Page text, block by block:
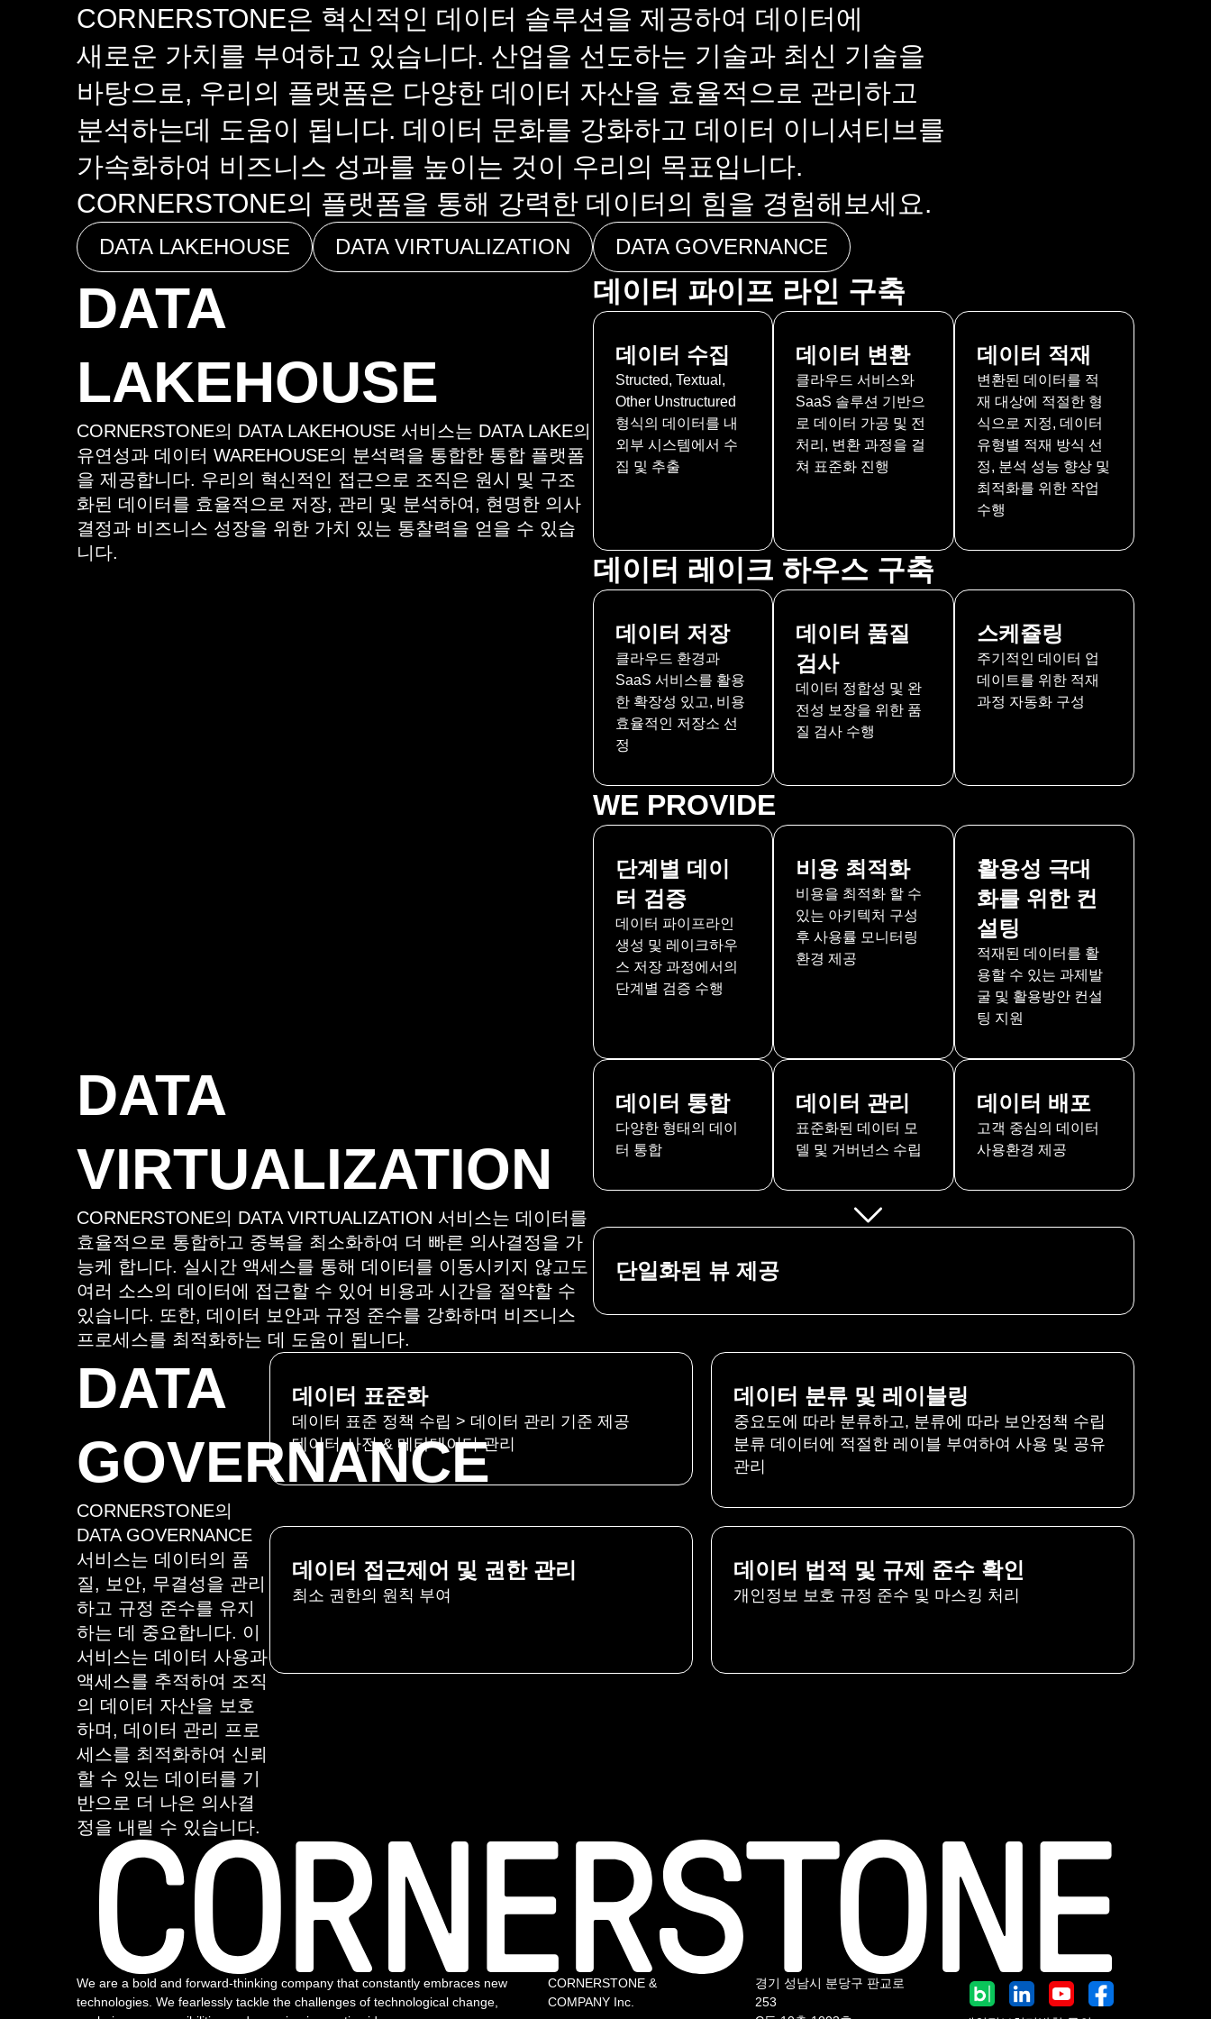
CORNERSTONE은 혁신적인 데이터 솔루션을 제공하여 데이터에
새로운 가치를 부여하고 있습니다. 산업을 선도하는 기술과 최신 기술을
바탕으로, 우리의 플랫폼은 다양한 데이터 자산을 효율적으로 관리하고
분석하는데 도움이 됩니다. 데이터 문화를 강화하고 데이터 이니셔티브를
가속화하여 비즈니스 성과를 높이는 것이 우리의 목표입니다.
CORNERSTONE의 플랫폼을 통해 강력한 데이터의 힘을 경험해보세요.
DATA LAKEHOUSE DATA VIRTUALIZATION DATA GOVERNANCE
DATA
LAKEHOUSE
CORNERSTONE의 DATA LAKEHOUSE 서비스는 DATA LAKE의
유연성과 데이터 WAREHOUSE의 분석력을 통합한 통합 플랫폼
을 제공합니다. 우리의 혁신적인 접근으로 조직은 원시 및 구조
화된 데이터를 효율적으로 저장, 관리 및 분석하여, 현명한 의사
결정과 비즈니스 성장을 위한 가치 있는 통찰력을 얻을 수 있습
니다.
데이터 파이프 라인 구축
데이터 수집
Structed, Textual,
Other Unstructured
형식의 데이터를 내
외부 시스템에서 수
집 및 추출
데이터 변환
클라우드 서비스와
SaaS 솔루션 기반으
로 데이터 가공 및 전
처리, 변환 과정을 걸
쳐 표준화 진행
데이터 적재
변환된 데이터를 적
재 대상에 적절한 형
식으로 지정, 데이터
유형별 적재 방식 선
정, 분석 성능 향상 및
최적화를 위한 작업
수행
데이터 레이크 하우스 구축
데이터 저장
클라우드 환경과
SaaS 서비스를 활용
한 확장성 있고, 비용
효율적인 저장소 선
정
데이터 품질
검사
데이터 정합성 및 완
전성 보장을 위한 품
질 검사 수행
스케쥴링
주기적인 데이터 업
데이트를 위한 적재
과정 자동화 구성
WE PROVIDE
단계별 데이
터 검증
데이터 파이프라인
생성 및 레이크하우
스 저장 과정에서의
단계별 검증 수행
비용 최적화
비용을 최적화 할 수
있는 아키텍처 구성
후 사용률 모니터링
환경 제공
활용성 극대
화를 위한 컨
설팅
적재된 데이터를 활
용할 수 있는 과제발
굴 및 활용방안 컨설
팅 지원
DATA
VIRTUALIZATION
CORNERSTONE의 DATA VIRTUALIZATION 서비스는 데이터를
효율적으로 통합하고 중복을 최소화하여 더 빠른 의사결정을 가
능케 합니다. 실시간 액세스를 통해 데이터를 이동시키지 않고도
여러 소스의 데이터에 접근할 수 있어 비용과 시간을 절약할 수
있습니다. 또한, 데이터 보안과 규정 준수를 강화하며 비즈니스
프로세스를 최적화하는 데 도움이 됩니다.
데이터 통합
다양한 형태의 데이
터 통합
데이터 관리
표준화된 데이터 모
델 및 거버넌스 수립
데이터 배포
고객 중심의 데이터
사용환경 제공
단일화된 뷰 제공
DATA
GOVERNANCE
CORNERSTONE의
DATA GOVERNANCE
서비스는 데이터의 품
질, 보안, 무결성을 관리
하고 규정 준수를 유지
하는 데 중요합니다. 이
서비스는 데이터 사용과
액세스를 추적하여 조직
의 데이터 자산을 보호
하며, 데이터 관리 프로
세스를 최적화하여 신뢰
할 수 있는 데이터를 기
반으로 더 나은 의사결
정을 내릴 수 있습니다.
데이터 표준화
데이터 표준 정책 수립 > 데이터 관리 기준 제공
데이터 사전 & 메타데이터 관리
데이터 분류 및 레이블링
중요도에 따라 분류하고, 분류에 따라 보안정책 수립
분류 데이터에 적절한 레이블 부여하여 사용 및 공유
관리
데이터 접근제어 및 권한 관리
최소 권한의 원칙 부여
데이터 법적 및 규제 준수 확인
개인정보 보호 규정 준수 및 마스킹 처리
We are a bold and forward-thinking company that constantly embraces new
technologies. We fearlessly tackle the challenges of technological change,
CORNERSTONE &
COMPANY Inc.
경기 성남시 분당구 판교로
253